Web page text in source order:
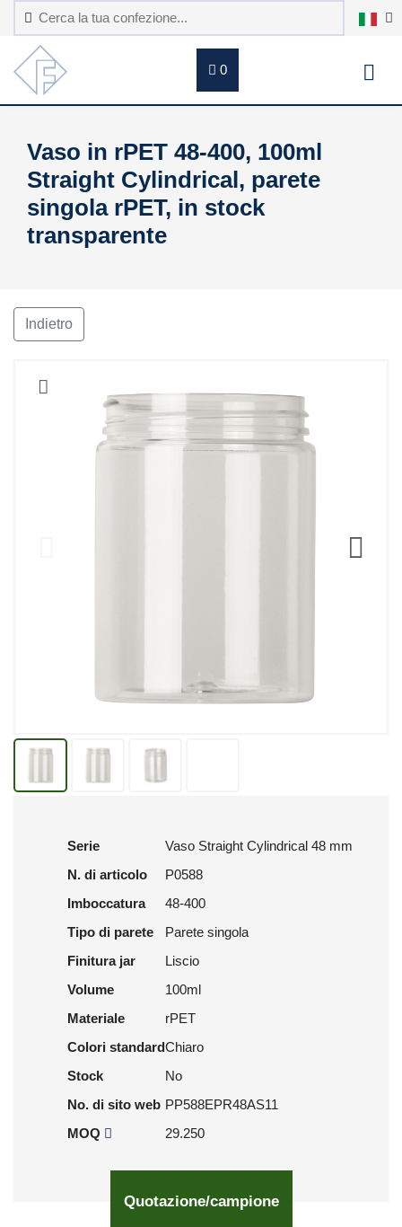
0
Vaso in rPET 48-400, 100ml
Straight Cylindrical, parete
singola rPET, in stock
transparente
Indietro
Serie
Vaso Straight Cylindrical 48 mm
N. di articolo
P0588
Imboccatura
48-400
Tipo di parete
Parete singola
Finitura jar
Liscio
Volume
100ml
Materiale
rPET
Colori standardChiaro
Stock
No
No. di sito web PP588EPR48AS11
MOQ
29.250
Quotazione/campione